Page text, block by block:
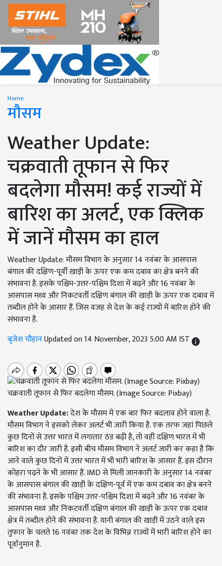
Home
मौसम
Weather Update:
चक्रवाती तूफान से फिर
बदलेगा मौसम! कई राज्यों में
बारिश का अलर्ट, एक क्लिक
में जानें मौसम का हाल
Weather Update: मौसम विभाग के अनुसार 14 नवंबर के आसपास
बंगाल की दक्षिण-पूर्वी खाड़ी के ऊपर एक कम दबाव का क्षेत्र बनने की
संभावना है. इसके पश्चिम-उत्तर-पश्चिम दिशा में बढ़ने और 16 नवंबर के
आसपास मध्य और निकटवर्ती दक्षिण बंगाल की खाड़ी के ऊपर एक दबाव में
तब्दील होने के आसार हैं. जिस वजह से देश के कई राज्यों में बारिश होने की
संभावना है.
बृजेश चौहानUpdated on 14 November, 2023 5:00 AM IST
चक्रवाती तूफान से फिर बदलेगा मौसम. (Image Source: Pixbay)
Weather Update:देश के मौसम में एक बार फिर बदलाव होने वाला है.
मौसम विभाग ने इसको लेकर अलर्ट भी जारी किया है. एक तरफ जहां पिछले
कुछ दिनों से उत्तर भारत में लगातार ठंड बढ़ी है, तो वहीं दक्षिण भारत में भी
बारिश का दौर जारी है. इसी बीच मौसम विभाग ने अलर्ट जारी कर कहा है कि
आने वाले कुछ दिनों में उत्तर भारत में भी भारी बारिश के आसार हैं. इस दौरान
कोहरा पढ़ने के भी आसार हैं. IMD से मिली जानकारी के अनुसार 14 नवंबर
के आसपास बंगाल की खाड़ी के दक्षिण-पूर्व में एक कम दबाव का क्षेत्र बनने
की संभावना है. इसके पश्चिम उत्तर-पश्चिम दिशा में बढ़ने और 16 नवंबर के
आसपास मध्य और निकटवर्ती दक्षिण बंगाल की खाड़ी के ऊपर एक दबाव
क्षेत्र में तब्दील होने की संभावना है. यानी बंगाल की खाड़ी में उठने वाले इस
तुफान के चलते 16 नवंबर तक देश के विभिन्न राज्यों में भारी बारिश होने का
पूर्वानुमान है.